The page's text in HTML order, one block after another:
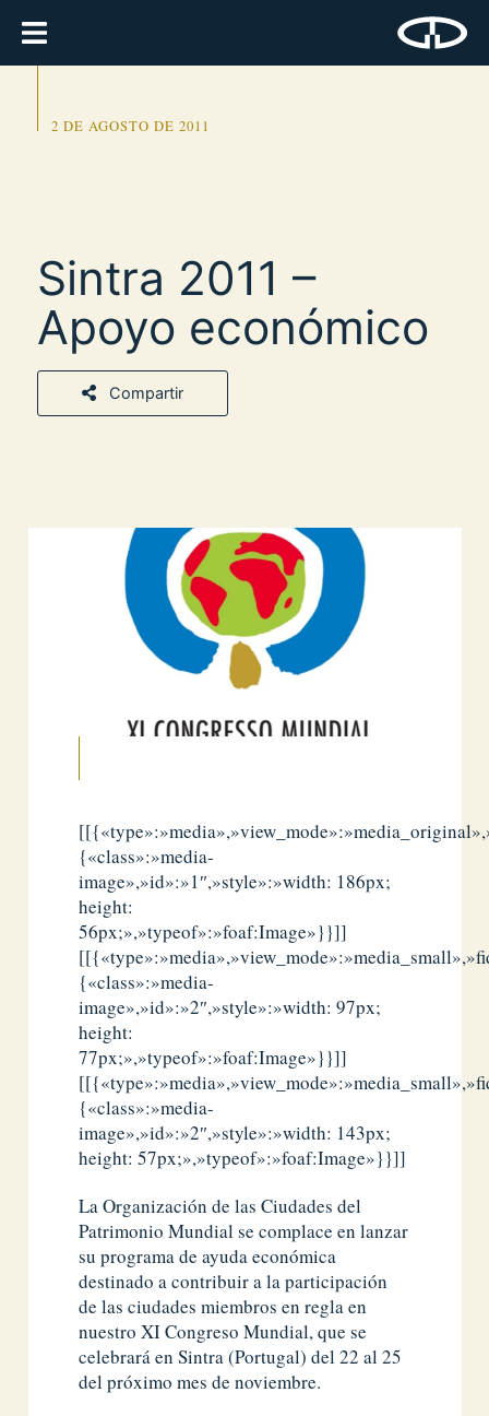
2 DE AGOSTO DE 2011
Sintra 2011 –
Apoyo económico
Compartir
{«class»:»media-
image»,»id»:»1″,»style»:»width: 186px;
height:
56px;»,»typeof»:»foaf:Image»}}]]
{«class»:»media-
image»,»id»:»2″,»style»:»width: 97px;
height:
77px;»,»typeof»:»foaf:Image»}}]]
{«class»:»media-
image»,»id»:»2″,»style»:»width: 143px;
height: 57px;»,»typeof»:»foaf:Image»}}]]
La Organización de las Ciudades del
Patrimonio Mundial se complace en lanzar
su programa de ayuda económica
destinado a contribuir a la participación
de las ciudades miembros en regla en
nuestro XI Congreso Mundial, que se
celebrará en Sintra (Portugal) del 22 al 25
del próximo mes de noviembre.